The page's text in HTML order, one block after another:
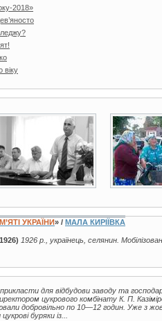
2018»
віку
3 фото
УКРАЇНИ» / МАЛА КИРІЇВКА
1926 р., українець, селянин.
для відбудови заводу та
цукрового комбінату К. П.
добровільно по 10—12 годин. Уже з
буряки із...